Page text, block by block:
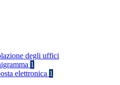
degli uffici
1
elettronica 1